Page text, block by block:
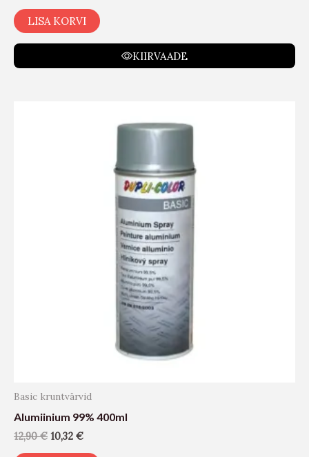
LISA KORVI
KIIRVAADE
Basic kruntvärvid
Alumiinium 99% 400ml
12,90€ 10,32 €